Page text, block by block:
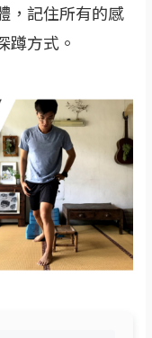
，記住所有的感
蹲方式。